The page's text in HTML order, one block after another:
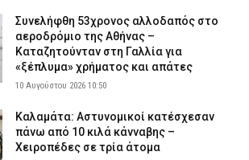
Συνελήφθη 53χρονος αλλοδαπός στο
αεροδρόμιο της Αθήνας –
Καταζητούνταν στη Γαλλία για
«ξέπλυμα» χρήματος και απάτες
10 Αυγούστου 2026 10:50
Καλαμάτα: Αστυνομικοί κατέσχεσαν
πάνω από 10 κιλά κάνναβης –
Χειροπέδες σε τρία άτομα